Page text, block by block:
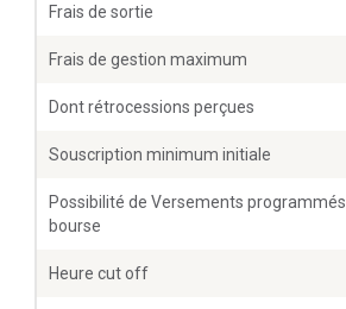
Frais de sortie
Frais de gestion maximum
Dont rétrocessions perçues
Souscription minimum initiale
Possibilité de Versements programmés
bourse
Heure cut off